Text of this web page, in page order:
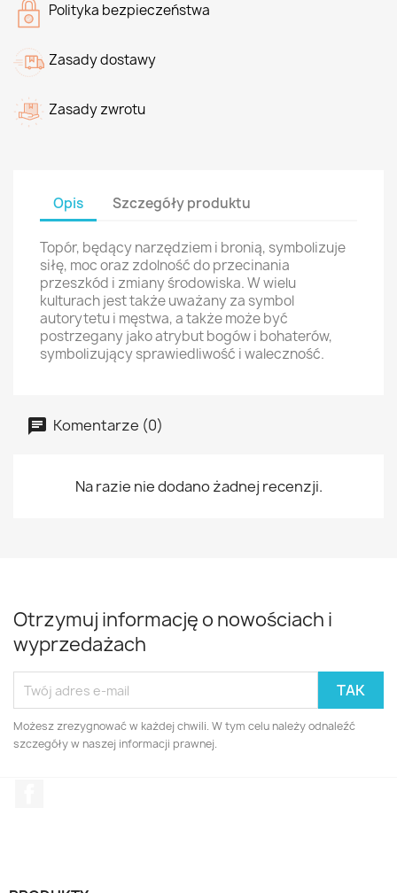
Polityka bezpieczeństwa
Zasady dostawy
Zasady zwrotu
Opis Szczegóły produktu
Topór, będący narzędziem i bronią, symbolizuje
siłę, moc oraz zdolność do przecinania
przeszkód i zmiany środowiska. W wielu
kulturach jest także uważany za symbol
autorytetu i męstwa, a także może być
postrzegany jako atrybut bogów i bohaterów,
symbolizujący sprawiedliwość i waleczność.
Komentarze (0)
Na razie nie dodano żadnej recenzji.
Otrzymuj informację o nowościach i
wyprzedażach
Możesz zrezygnować w każdej chwili. W tym celu należy odnaleźć
szczegóły w naszej informacji prawnej.